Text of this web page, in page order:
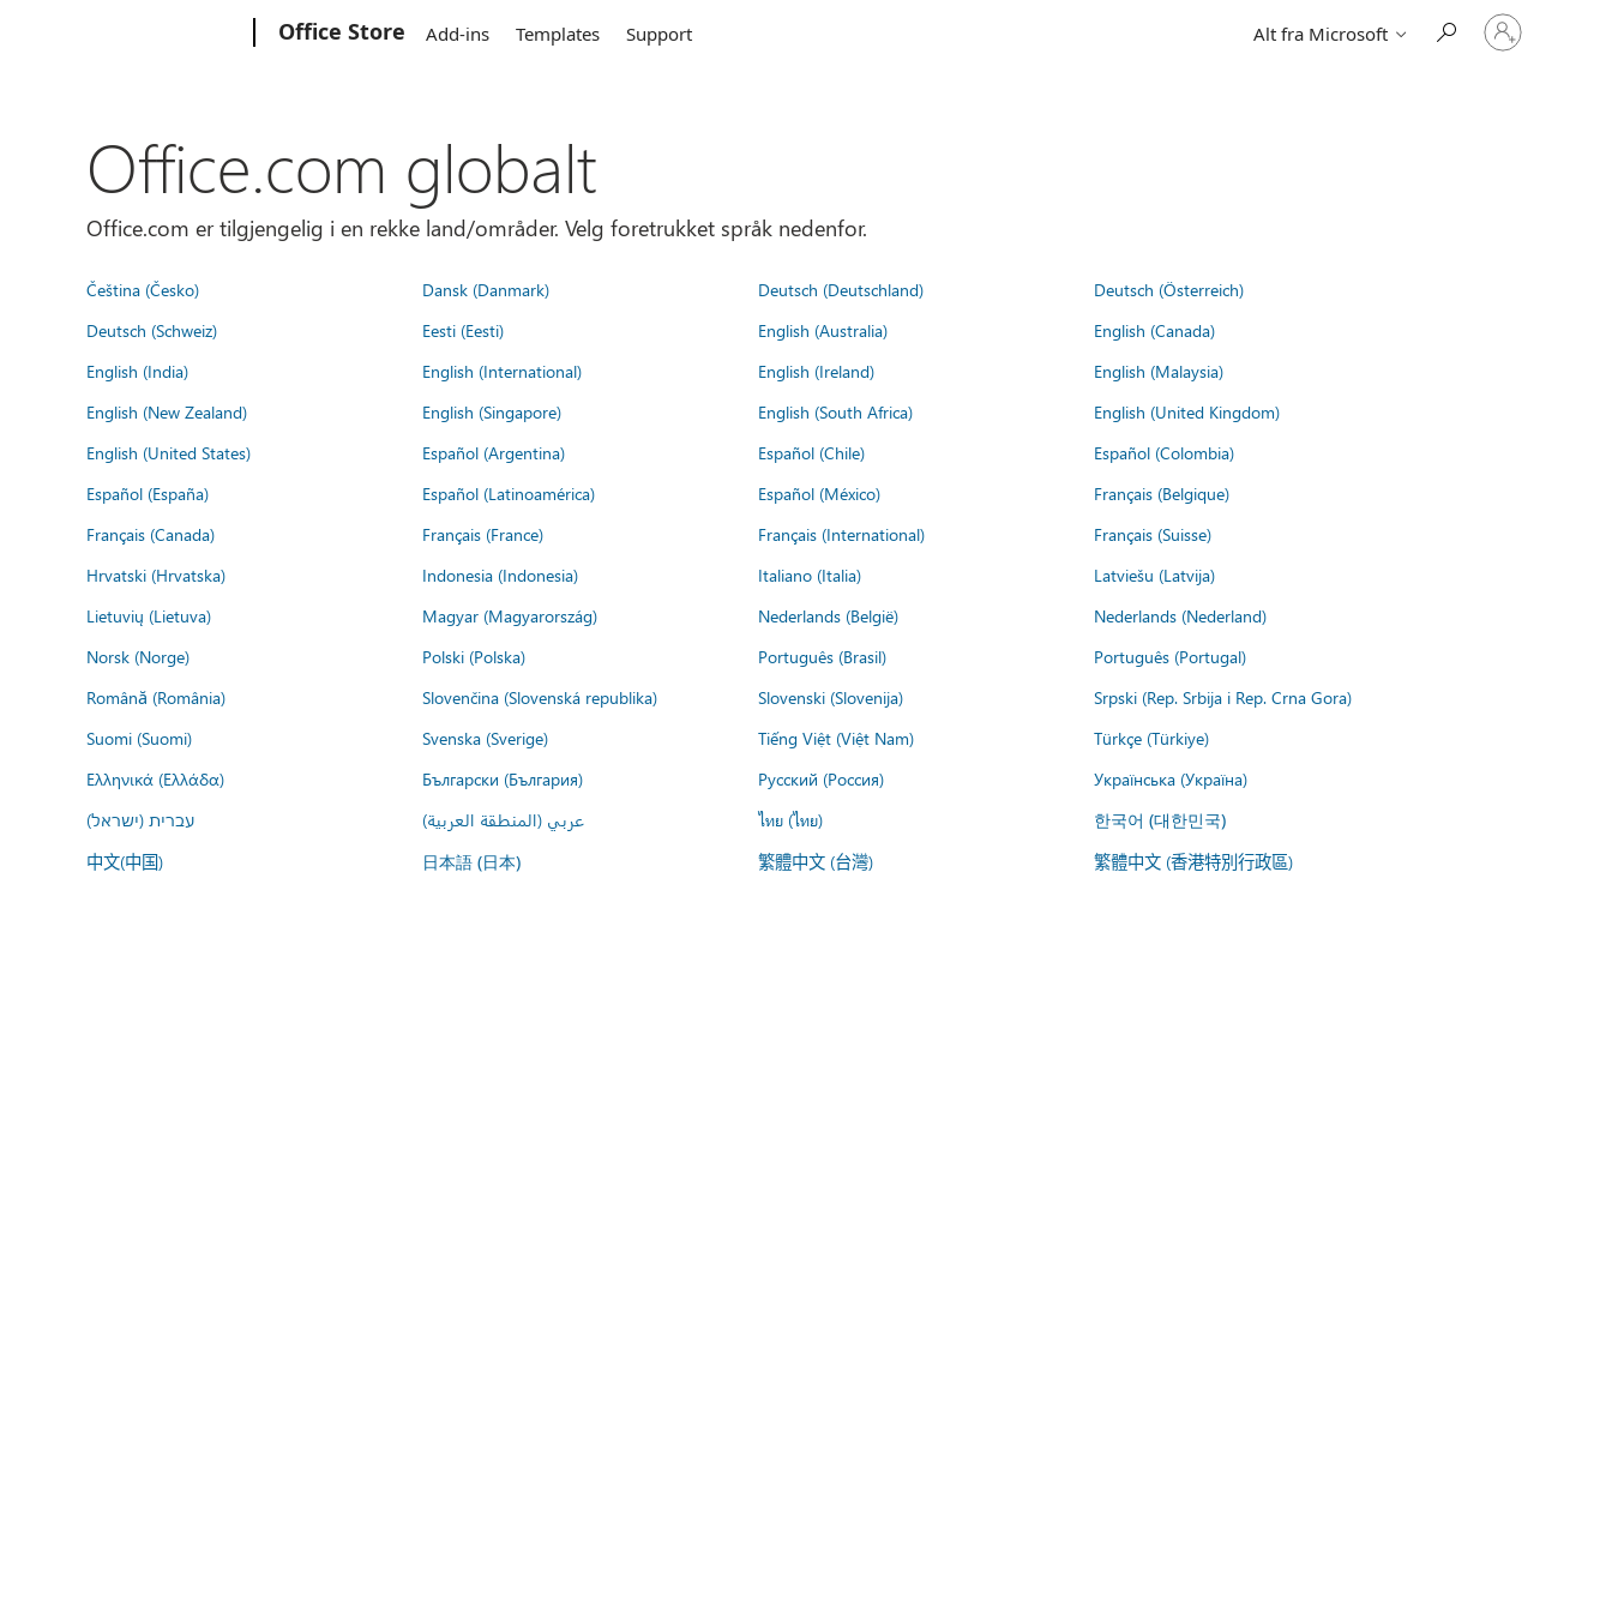
Office Store Add-ins Templates Support Alt fra Microsoft
Logg
på
kontoen
Office.com globalt
Office.com er tilgjengelig i en rekke land/områder. Velg foretrukket språk nedenfor.
Čeština (Česko) Dansk (Danmark) Deutsch (Deutschland)
Deutsch (Österreich)
Deutsch (Schweiz)
Eesti (Eesti) English (Australia)
English (Canada)
English (India)
English (International) English (Ireland)
English (Malaysia)
English (New Zealand)
English (Singapore) English (South Africa)
English (United Kingdom)
English (United States)
Español (Argentina) Español (Chile)
Español (Colombia)
Español (España)
Español (Latinoamérica) Español (México)
Français (Belgique)
Français (Canada)
Français (France) Français (International)
Français (Suisse)
Hrvatski (Hrvatska)
Indonesia (Indonesia) Italiano (Italia)
Latviešu (Latvija)
Lietuvių (Lietuva)
Magyar (Magyarország) Nederlands (België)
Nederlands (Nederland)
Norsk (Norge)
Polski (Polska) Português (Brasil)
Português (Portugal)
Română (România)
Slovenčina (Slovenská republika) Slovenski (Slovenija)
Srpski (Rep. Srbija i Rep. Crna Gora)
Suomi (Suomi)
Svenska (Sverige) Tiếng Việt (Việt Nam)
Türkçe (Türkiye)
Ελληνικά (Ελλάδα)
Български (България) Русский (Россия)
Українська (Україна)
עברית (ישראל)
عربي (المنطقة العربية) ไทย (ไทย) 한국어 (대한민국)
中文(中国) 日本語 (日本) 繁體中文 (台灣) 繁體中文 (香港特別行政區)